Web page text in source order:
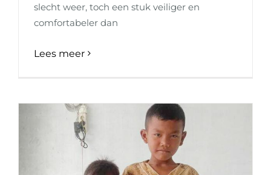
slecht weer, toch een stuk veiliger en
comfortabeler dan
Lees meer